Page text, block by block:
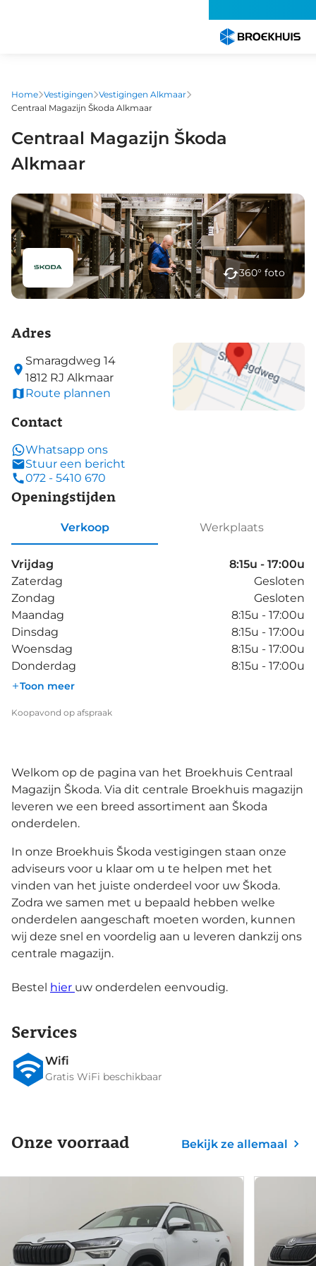
gaan
Home Vestigingen Vestigingen Alkmaar
Centraal Magazijn Škoda Alkmaar
Centraal Magazijn Škoda
Alkmaar
360° foto
Adres
Smaragdweg 14
1812 RJ Alkmaar
Route plannen
Contact
Whatsapp ons
Stuur een bericht
072 - 5410 670
Openingstijden
Verkoop Werkplaats
Vrijdag
8:15u - 17:00u
Zaterdag
Gesloten
Zondag
Gesloten
Maandag
8:15u - 17:00u
Dinsdag
8:15u - 17:00u
Woensdag
8:15u - 17:00u
Donderdag
8:15u - 17:00u
Toon meer
Koopavond op afspraak
Welkom op de pagina van het Broekhuis Centraal
Magazijn Škoda. Via dit centrale Broekhuis magazijn
leveren we een breed assortiment aan Škoda
onderdelen.
In onze Broekhuis Škoda vestigingen staan onze
adviseurs voor u klaar om u te helpen met het
vinden van het juiste onderdeel voor uw Škoda.
Zodra we samen met u bepaald hebben welke
onderdelen aangeschaft moeten worden, kunnen
wij deze snel en voordelig aan u leveren dankzij ons
centrale magazijn.
Bestel hier uw onderdelen eenvoudig.
Services
Wifi
Gratis WiFi beschikbaar
Onze voorraad Bekijk ze allemaal